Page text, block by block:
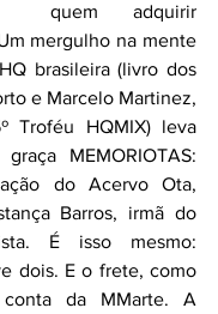
quem adquirir
mergulho na mente
brasileira (livro dos
e Marcelo Martinez,
Troféu HQMIX) leva
MEMORIOTAS:
do Acervo Ota,
Barros, irmã do
É isso mesmo:
dois. E o frete, como
da MMarte. A